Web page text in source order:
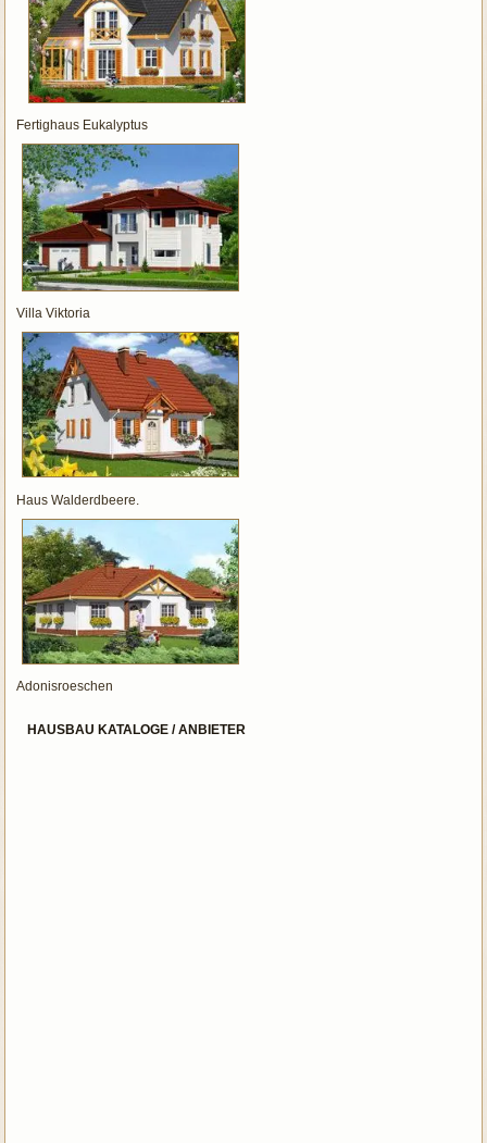
Fertighaus Eukalyptus
Villa Viktoria
Haus Walderdbeere.
Adonisroeschen
HAUSBAU KATALOGE / ANBIETER